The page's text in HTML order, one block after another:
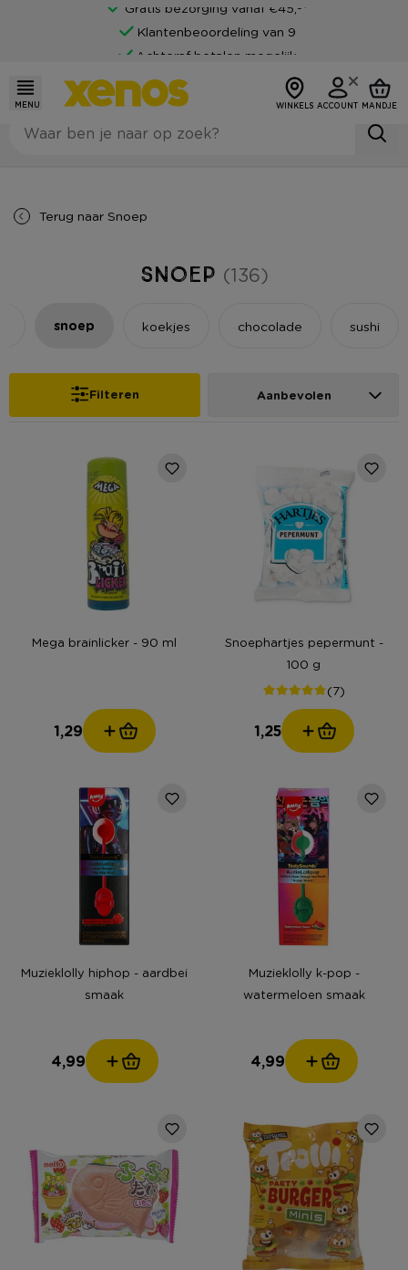
Klantenbeoordeling van 9
Achteraf betalen mogelijk
MENU WINKELS ACCOUNT MANDJE
Terug naar Snoep
Snoep (136)
snoep koekjes chocolade sushi
Filteren Aanbevolen
Mega brainlicker - 90 ml
1,29
Snoephartjes pepermunt -
100 g
(7)
1,25
Muzieklolly hiphop - aardbei
smaak
4,99
Muzieklolly k-pop -
watermeloen smaak
4,99